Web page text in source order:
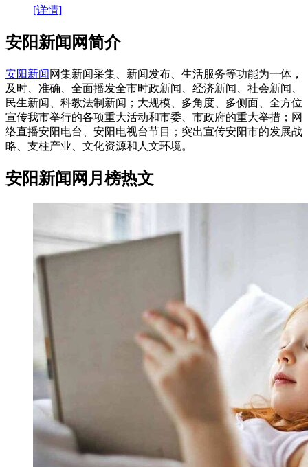
[详情]
安阳新闻网简介
安阳新闻 网集新闻采集、新闻发布、生活服务等功能为一体，
及时、准确、全面播发全市时政新闻、经济新闻、社会新闻、
民生新闻、科教法制新闻；大规模、多角度、多侧面、全方位
宣传我市举行的各项重大活动和市委、市政府的重大举措；网
络直播安阳电台、安阳电视台节目；突出宣传安阳市的发展战
略、支柱产业、文化资源和人文环境。
安阳新闻网月榜热文